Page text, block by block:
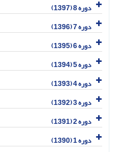
دوره 8 (1397)
دوره 7 (1396)
دوره 6 (1395)
دوره 5 (1394)
دوره 4 (1393)
دوره 3 (1392)
دوره 2 (1391)
دوره 1 (1390)